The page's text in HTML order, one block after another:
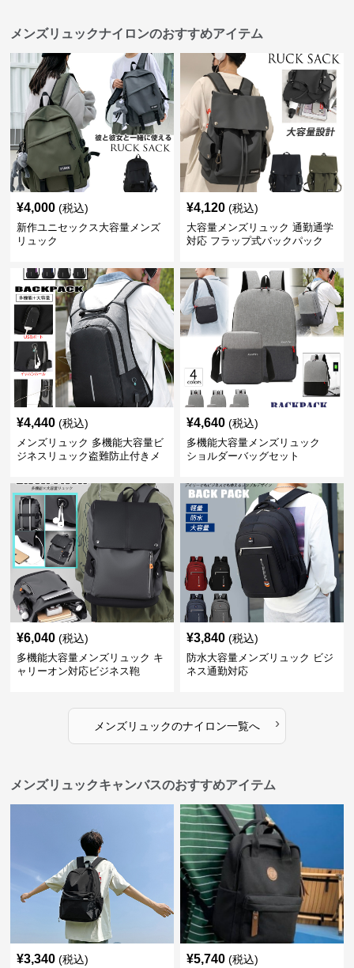
メンズリュックナイロンのおすすめアイテム
¥4,000 (税込)
新作ユニセックス大容量メンズ
リュック
¥4,120 (税込)
大容量メンズリュック 通勤通学
対応 フラップ式バックパック
¥4,440 (税込)
メンズリュック 多機能大容量ビ
ジネスリュック盗難防止付きメ
¥4,640 (税込)
多機能大容量メンズリュック
ショルダーバッグセット
¥6,040 (税込)
多機能大容量メンズリュック キ
ャリーオン対応ビジネス鞄
¥3,840 (税込)
防水大容量メンズリュック ビジ
ネス通勤対応
メンズリュックのナイロン一覧へ ›
メンズリュックキャンバスのおすすめアイテム
¥3,340 (税込) ¥5,740 (税込)